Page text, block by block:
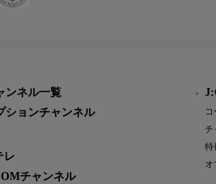
ンネル一覧
ションチャンネル
レ
チャンネル
チ
特
オ